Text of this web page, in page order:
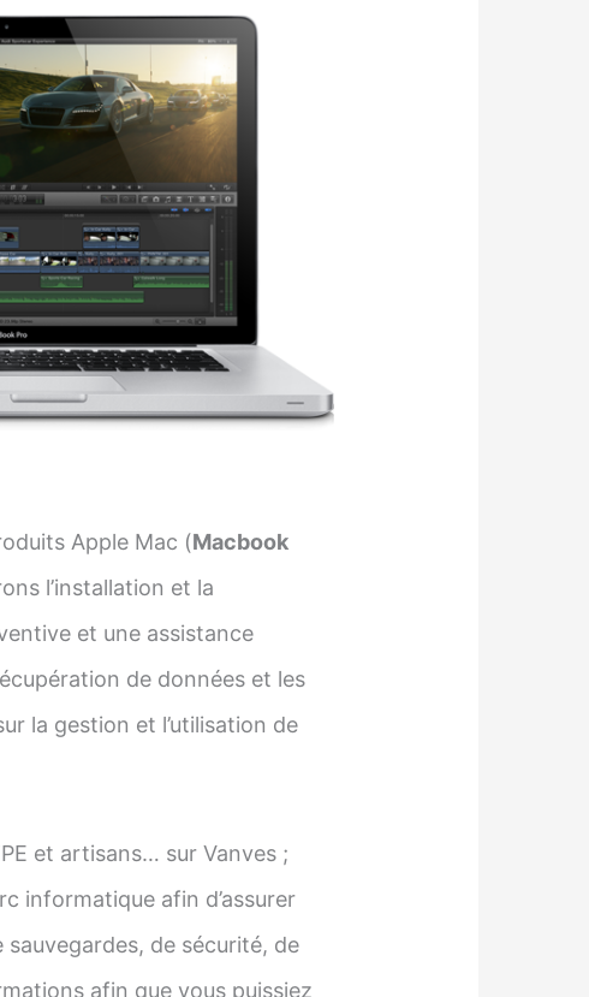
Apple Mac (Macbook
l’installation et la
et une assistance
de données et les
la gestion et l’utilisation de
et artisans… sur Vanves ;
informatique afin d’assurer
de sécurité, de
afin que vous puissiez